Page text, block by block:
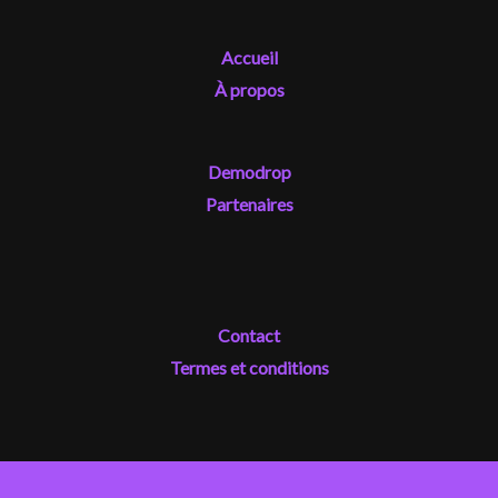
Accueil
À propos
Demodrop
Partenaires
Contact
Termes et conditions